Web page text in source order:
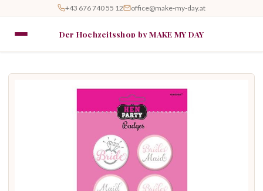
+43 676 740 55 12 office@make-my-day.at
Der Hochzeitsshop by MAKE MY DAY